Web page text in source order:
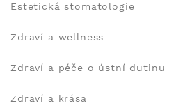
Estetická stomatologie
Zdraví a wellness
Zdraví a péče o ústní dutinu
Zdraví a krása